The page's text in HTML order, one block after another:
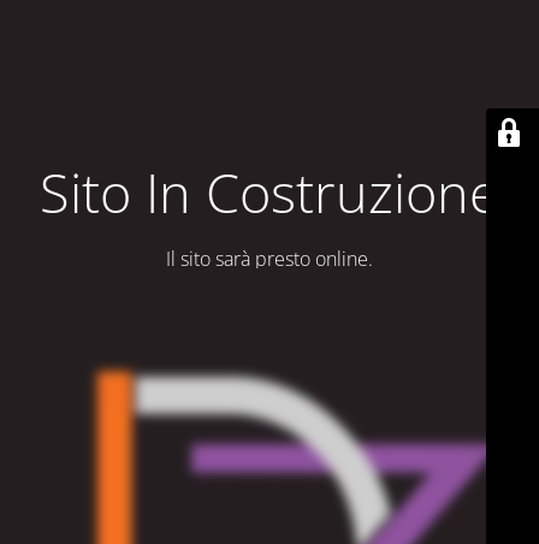
Sito In Costruzione
Il sito sarà presto online.